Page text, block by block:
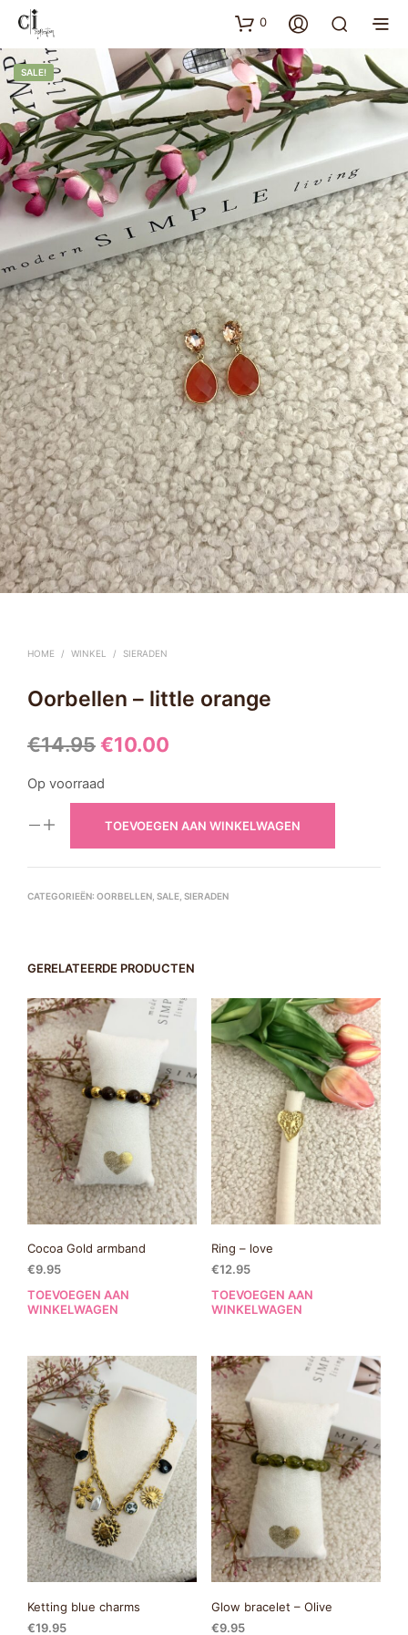
0
SALE!
HOME / WINKEL / SIERADEN
Oorbellen – little orange
€14.95 Oorspronkelijke
prijs
was:
€14.95.
€10.00
is:
€10.00.
Op voorraad
TOEVOEGEN AAN WINKELWAGEN
CATEGORIEËN: OORBELLEN SALE SIERADEN
GERELATEERDE PRODUCTEN
Cocoa Gold armband
€9.95
TOEVOEGEN AAN
WINKELWAGEN
Ring – love
€12.95
TOEVOEGEN AAN
WINKELWAGEN
Ketting blue charms
€19.95
Glow bracelet – Olive
€9.95